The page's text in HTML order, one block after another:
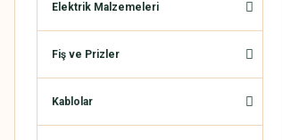
Elektrik Malzemeleri
Fiş ve Prizler
Kablolar